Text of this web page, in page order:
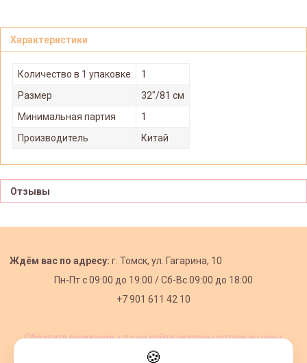
Характеристики
Количество в 1 упаковке
1
Размер
32"/81 см
Минимальная партия
1
Производитель
Китай
Отзывы
Ждём вас по адресу: г. Томск, ул. Гагарина, 10
Пн-Пт с09:00 до 19:00 /Сб-Вс 09:00 до 18:00
+7 901 611 42 10
Обратите внимание, что на сайте указаны оптовые цены,
🍪